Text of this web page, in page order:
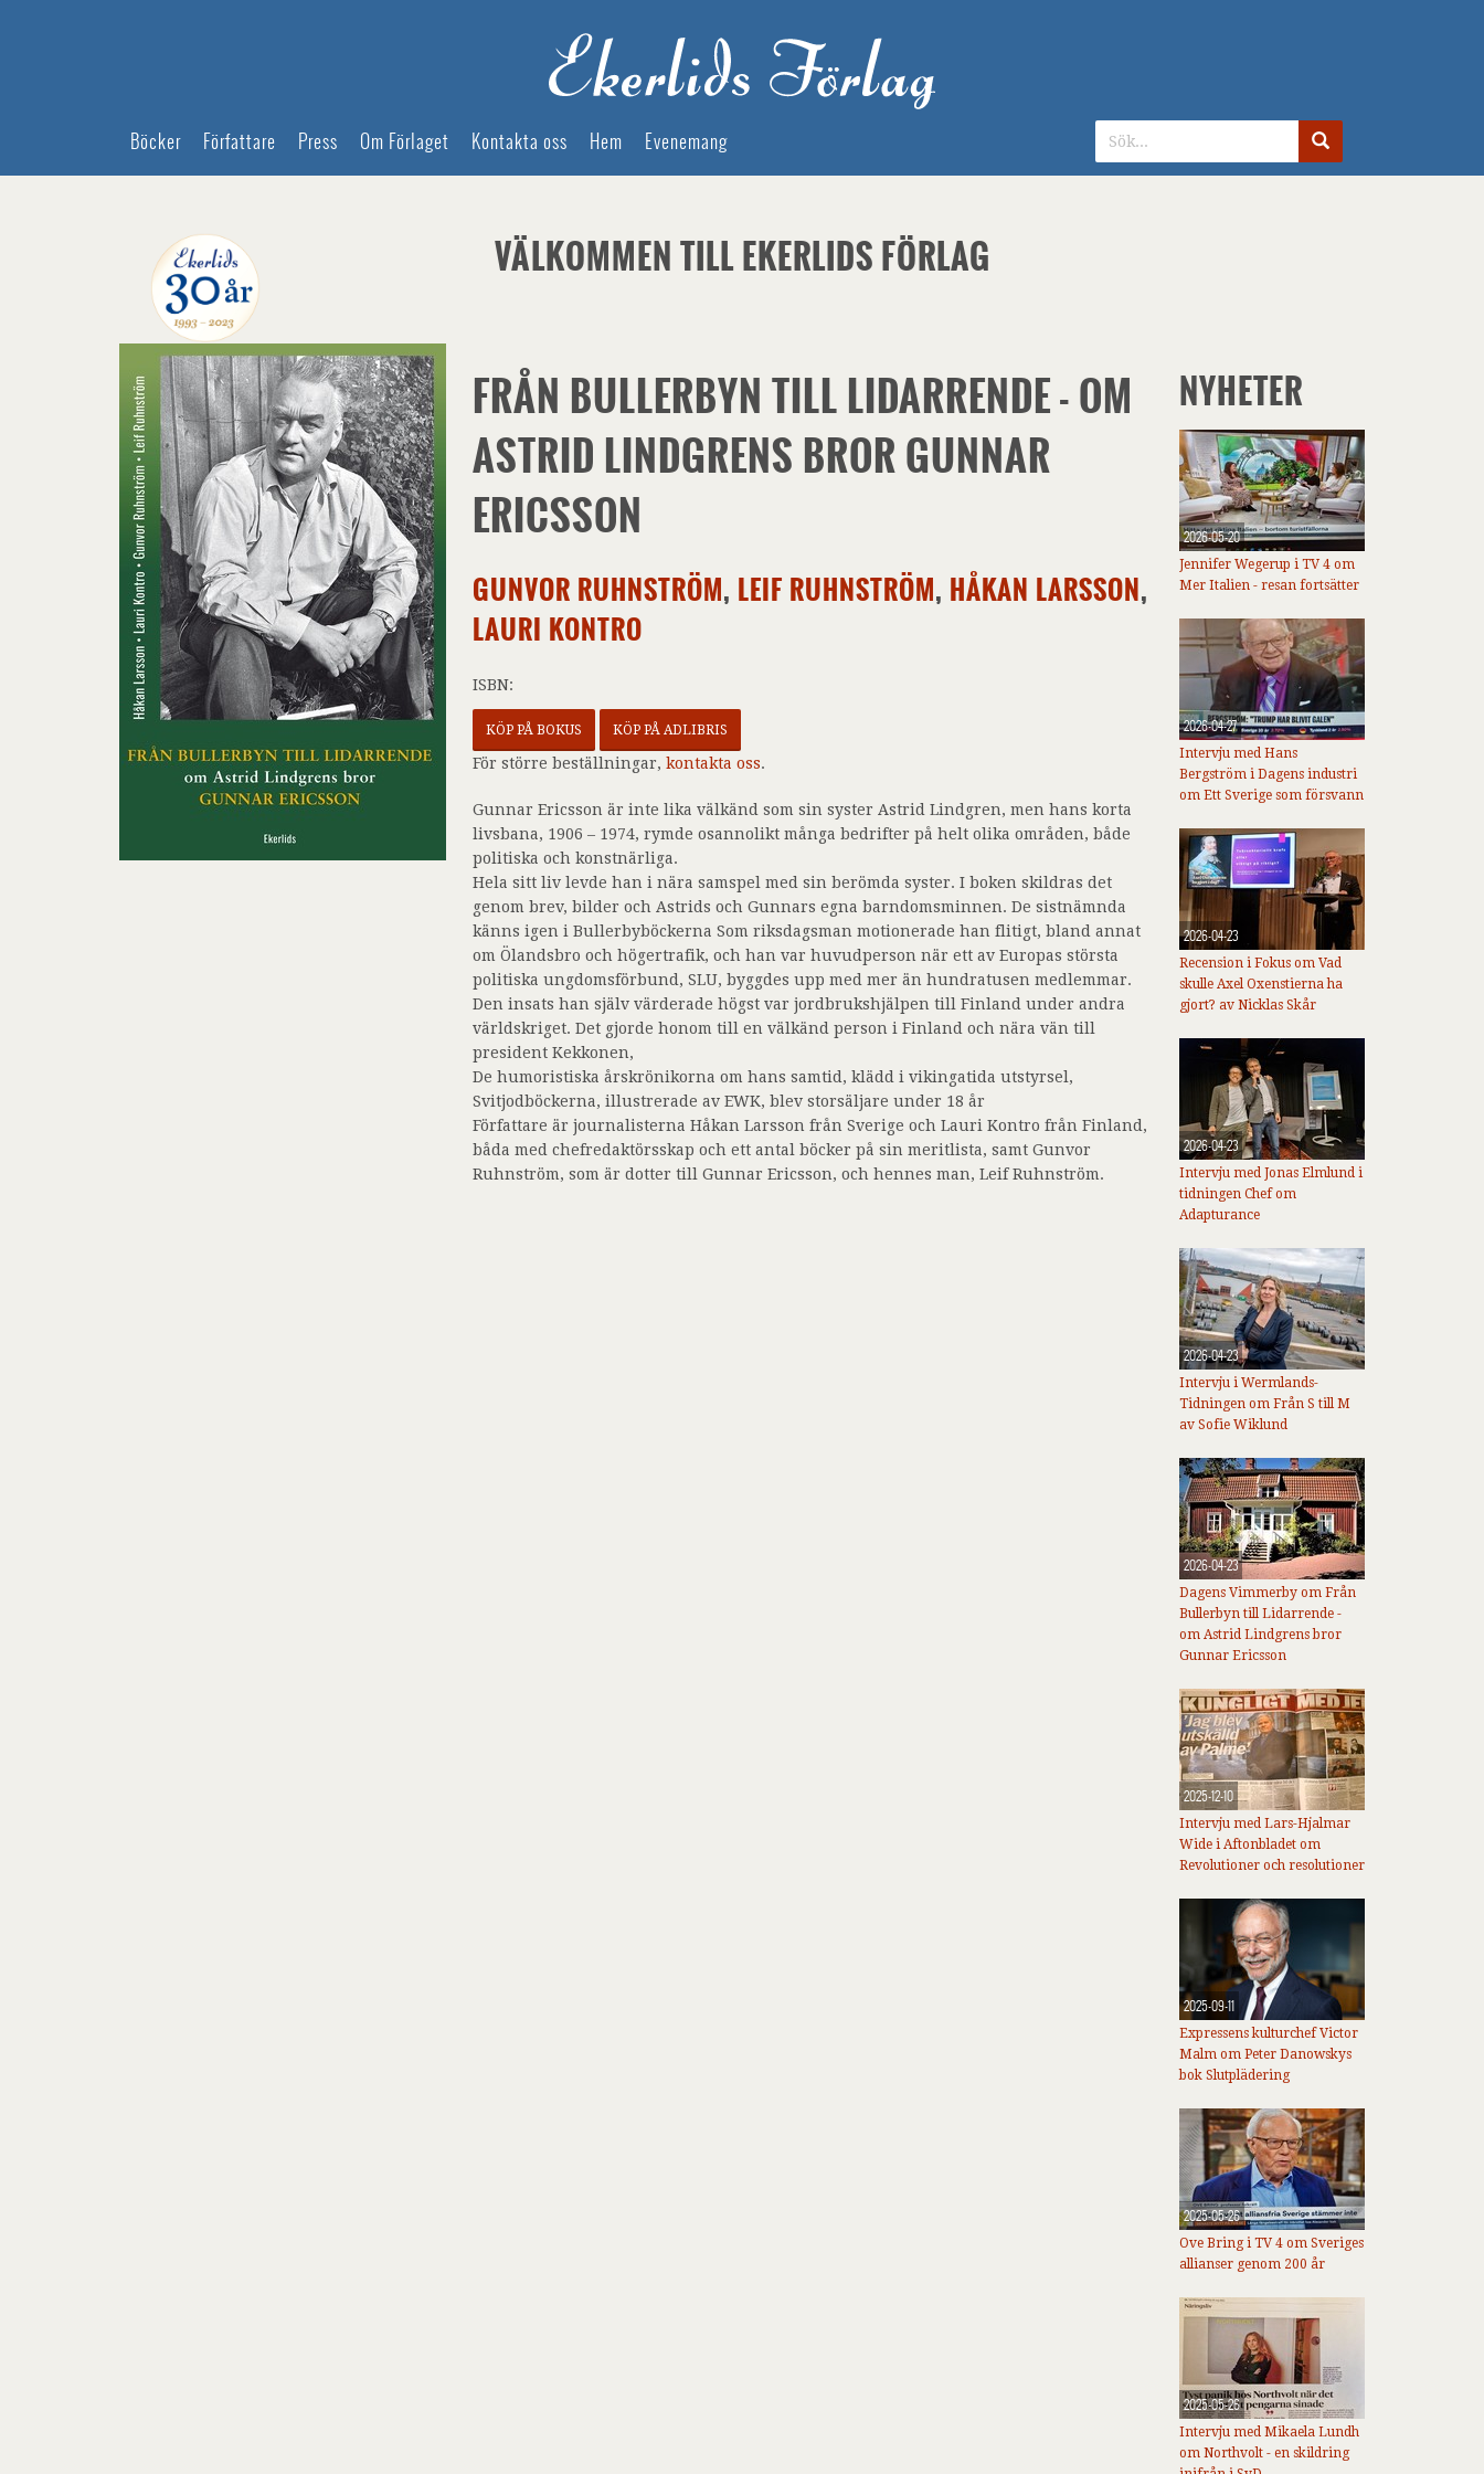
Böcker Författare Press Om Förlaget Kontakta oss Hem Evenemang
VÄLKOMMEN TILL EKERLIDS FÖRLAG
FRÅN BULLERBYN TILL LIDARRENDE - OM
ASTRID LINDGRENS BROR GUNNAR
ERICSSON
GUNVOR RUHNSTRÖM, LEIF RUHNSTRÖM, HÅKAN LARSSON,
LAURI KONTRO
ISBN:
KÖP PÅ BOKUS KÖP PÅ ADLIBRIS
För större beställningar, kontakta oss.
Gunnar Ericsson är inte lika välkänd som sin syster Astrid Lindgren, men hans korta
livsbana, 1906 – 1974, rymde osannolikt många bedrifter på helt olika områden, både
politiska och konstnärliga.
Hela sitt liv levde han i nära samspel med sin berömda syster. I boken skildras det
genom brev, bilder och Astrids och Gunnars egna barndomsminnen. De sistnämnda
känns igen i Bullerbyböckerna Som riksdagsman motionerade han flitigt, bland annat
om Ölandsbro och högertrafik, och han var huvudperson när ett av Europas största
politiska ungdomsförbund, SLU, byggdes upp med mer än hundratusen medlemmar.
Den insats han själv värderade högst var jordbrukshjälpen till Finland under andra
världskriget. Det gjorde honom till en välkänd person i Finland och nära vän till
president Kekkonen,
De humoristiska årskrönikorna om hans samtid, klädd i vikingatida utstyrsel,
Svitjodböckerna, illustrerade av EWK, blev storsäljare under 18 år
Författare är journalisterna Håkan Larsson från Sverige och Lauri Kontro från Finland,
båda med chefredaktörsskap och ett antal böcker på sin meritlista, samt Gunvor
Ruhnström, som är dotter till Gunnar Ericsson, och hennes man, Leif Ruhnström.
NYHETER
2026-05-20
Jennifer Wegerup i TV 4 om
Mer Italien - resan fortsätter
2026-04-27
Intervju med Hans
Bergström i Dagens industri
om Ett Sverige som försvann
2026-04-23
Recension i Fokus om Vad
skulle Axel Oxenstierna ha
gjort? av Nicklas Skår
2026-04-23
Intervju med Jonas Elmlund i
tidningen Chef om
Adapturance
2026-04-23
Intervju i Wermlands-
Tidningen om Från S till M
av Sofie Wiklund
2026-04-23
Dagens Vimmerby om Från
Bullerbyn till Lidarrende -
om Astrid Lindgrens bror
Gunnar Ericsson
2025-12-10
Intervju med Lars-Hjalmar
Wide i Aftonbladet om
Revolutioner och resolutioner
2025-09-11
Expressens kulturchef Victor
Malm om Peter Danowskys
bok Slutplädering
2025-05-26
Ove Bring i TV 4 om Sveriges
allianser genom 200 år
2025-05-26
Intervju med Mikaela Lundh
om Northvolt - en skildring